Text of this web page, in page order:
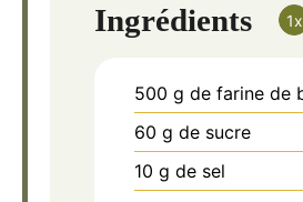
Ingrédients 1x
500 g de farine de
60 g de sucre
10 g de sel